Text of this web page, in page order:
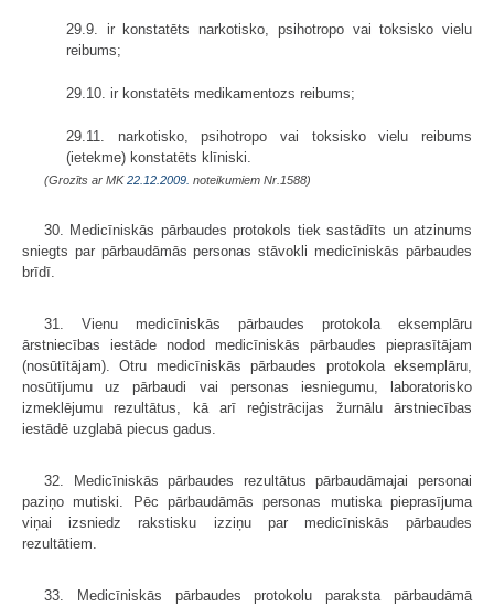
29.9. ir konstatēts narkotisko, psihotropo vai toksisko vielu
reibums;
29.10. ir konstatēts medikamentozs reibums;
29.11. narkotisko, psihotropo vai toksisko vielu reibums
(ietekme) konstatēts klīniski.
(Grozīts ar MK22.12.2009. noteikumiem Nr.1588)
30. Medicīniskās pārbaudes protokols tiek sastādīts un atzinums
sniegts par pārbaudāmās personas stāvokli medicīniskās pārbaudes
brīdī.
31. Vienu medicīniskās pārbaudes protokola eksemplāru
ārstniecības iestāde nodod medicīniskās pārbaudes pieprasītājam
(nosūtītājam). Otru medicīniskās pārbaudes protokola eksemplāru,
nosūtījumu uz pārbaudi vai personas iesniegumu, laboratorisko
izmeklējumu rezultātus, kā arī reģistrācijas žurnālu ārstniecības
iestādē uzglabā piecus gadus.
32. Medicīniskās pārbaudes rezultātus pārbaudāmajai personai
paziņo mutiski. Pēc pārbaudāmās personas mutiska pieprasījuma
viņai izsniedz rakstisku izziņu par medicīniskās pārbaudes
rezultātiem.
33. Medicīniskās pārbaudes protokolu paraksta pārbaudāmā